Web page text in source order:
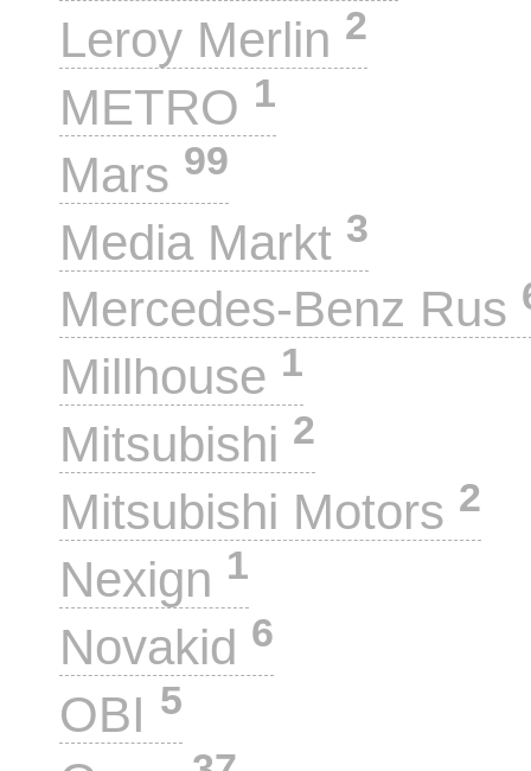
Leroy Merlin 2
METRO 1
Mars 99
Media Markt 3
Mercedes-Benz Rus
Millhouse 1
Mitsubishi 2
Mitsubishi Motors 2
Nexign 1
Novakid 6
OBI 5